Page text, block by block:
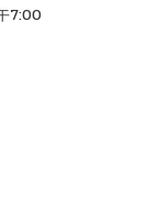
7:00